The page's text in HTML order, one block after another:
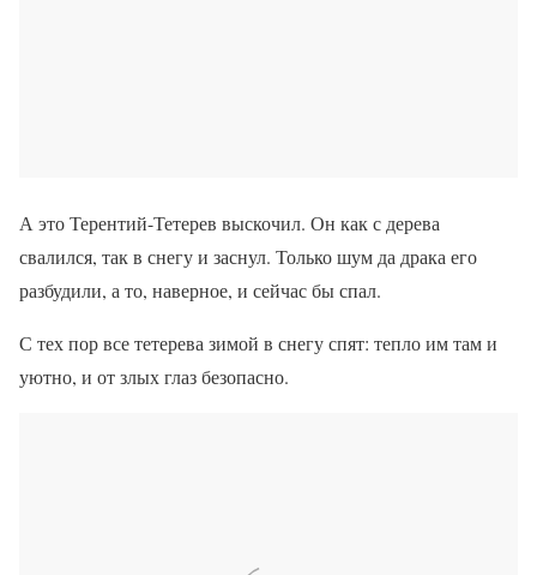
А это Терентий-Тетерев выскочил. Он как с дерева
свалился, так в снегу и заснул. Только шум да драка его
разбудили, а то, наверное, и сейчас бы спал.
С тех пор все тетерева зимой в снегу спят: тепло им там и
уютно, и от злых глаз безопасно.